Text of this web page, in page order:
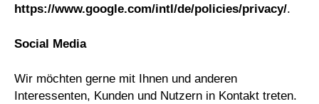
https://www.google.com/intl/de/policies/privacy/.
Social Media
Wir möchten gerne mit Ihnen und anderen
Interessenten, Kunden und Nutzern in Kontakt treten.